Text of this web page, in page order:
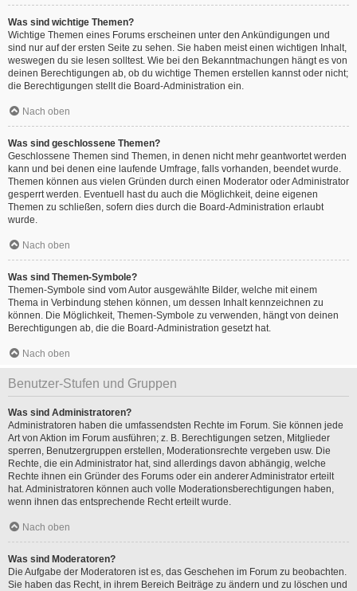
Was sind wichtige Themen?
Wichtige Themen eines Forums erscheinen unter den Ankündigungen und
sind nur auf der ersten Seite zu sehen. Sie haben meist einen wichtigen Inhalt,
weswegen du sie lesen solltest. Wie bei den Bekanntmachungen hängt es von
deinen Berechtigungen ab, ob du wichtige Themen erstellen kannst oder nicht;
die Berechtigungen stellt die Board-Administration ein.
Nach oben
Was sind geschlossene Themen?
Geschlossene Themen sind Themen, in denen nicht mehr geantwortet werden
kann und bei denen eine laufende Umfrage, falls vorhanden, beendet wurde.
Themen können aus vielen Gründen durch einen Moderator oder Administrator
gesperrt werden. Eventuell hast du auch die Möglichkeit, deine eigenen
Themen zu schließen, sofern dies durch die Board-Administration erlaubt
wurde.
Nach oben
Was sind Themen-Symbole?
Themen-Symbole sind vom Autor ausgewählte Bilder, welche mit einem
Thema in Verbindung stehen können, um dessen Inhalt kennzeichnen zu
können. Die Möglichkeit, Themen-Symbole zu verwenden, hängt von deinen
Berechtigungen ab, die die Board-Administration gesetzt hat.
Nach oben
Benutzer-Stufen und Gruppen
Was sind Administratoren?
Administratoren haben die umfassendsten Rechte im Forum. Sie können jede
Art von Aktion im Forum ausführen; z. B. Berechtigungen setzen, Mitglieder
sperren, Benutzergruppen erstellen, Moderationsrechte vergeben usw. Die
Rechte, die ein Administrator hat, sind allerdings davon abhängig, welche
Rechte ihnen ein Gründer des Forums oder ein anderer Administrator erteilt
hat. Administratoren können auch volle Moderationsberechtigungen haben,
wenn ihnen das entsprechende Recht erteilt wurde.
Nach oben
Was sind Moderatoren?
Die Aufgabe der Moderatoren ist es, das Geschehen im Forum zu beobachten.
Sie haben das Recht, in ihrem Bereich Beiträge zu ändern und zu löschen und